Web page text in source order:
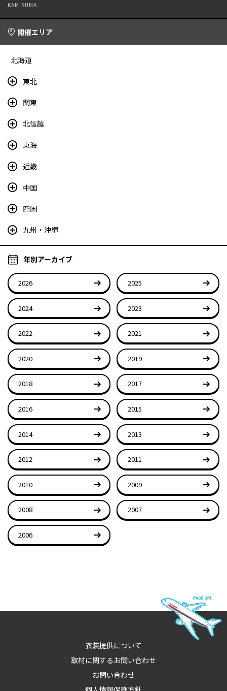
KAMISUMA
開催エリア
北海道
東北
関東
北信越
東海
近畿
中国
四国
九州・沖縄
年別アーカイブ
2026 2025
2024 2023
2022 2021
2020 2019
2018 2017
2016 2015
2014 2013
2012 2011
2010 2009
2008 2007
2006
衣装提供について
取材に関するお問い合わせ
お問い合わせ